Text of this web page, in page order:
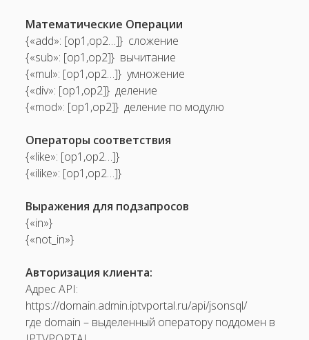
Математические Операции
{«add»: [op1,op2…]} ­ сложение
{«sub»: [op1,op2]} ­ вычитание
{«mul»: [op1,op2…]} ­ умножение
{«div»: [op1,op2]} ­ деление
{«mod»: [op1,op2]} ­ деление по модулю
Операторы соответствия
{«like»: [op1,op2…]}
{«ilike»: [op1,op2…]}
Выражения для подзапросов
{«in»}
{«not_in»}
Авторизация клиента:
Адрес API:
https://domain.admin.iptvportal.ru/api/jsonsql/
где domain – выделенный оператору поддомен в